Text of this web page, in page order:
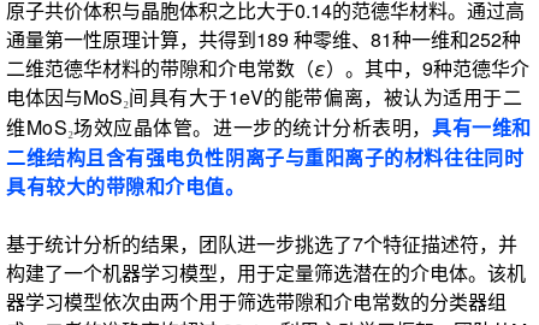
原子共价体积与晶胞体积之比大于0.14的范德华材料。通过高
通量第一性原理计算，共得到189 种零维、81种一维和252种
二维范德华材料的带隙和介电常数（ε）。其中，9种范德华介
电体因与MoS₂间具有大于1eV的能带偏离，被认为适用于二
维MoS₂场效应晶体管。进一步的统计分析表明， 具有一维和
二维结构且含有强电负性阴离子与重阳离子的材料往往同时
具有较大的带隙和介电值。
基于统计分析的结果，团队进一步挑选了7个特征描述符，并
构建了一个机器学习模型，用于定量筛选潜在的介电体。该机
器学习模型依次由两个用于筛选带隙和介电常数的分类器组